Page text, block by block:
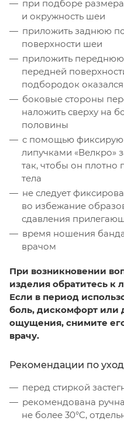
при подборе
и окружность шеи
приложить заднюю
поверхности шеи
приложить
передней
подбородок
боковые стороны
наложить сверху на
половины
с помощью
липучками «Велкро»
так, чтобы он плотно
тела
не следует
во избежание
сдавления
время ношения
врачом
При возникновении
изделия обратитесь к
Если в период
боль, дискомфорт или
ощущения, снимите
врачу.
Рекомендации по
перед стиркой
рекомендована
не более 30°C,